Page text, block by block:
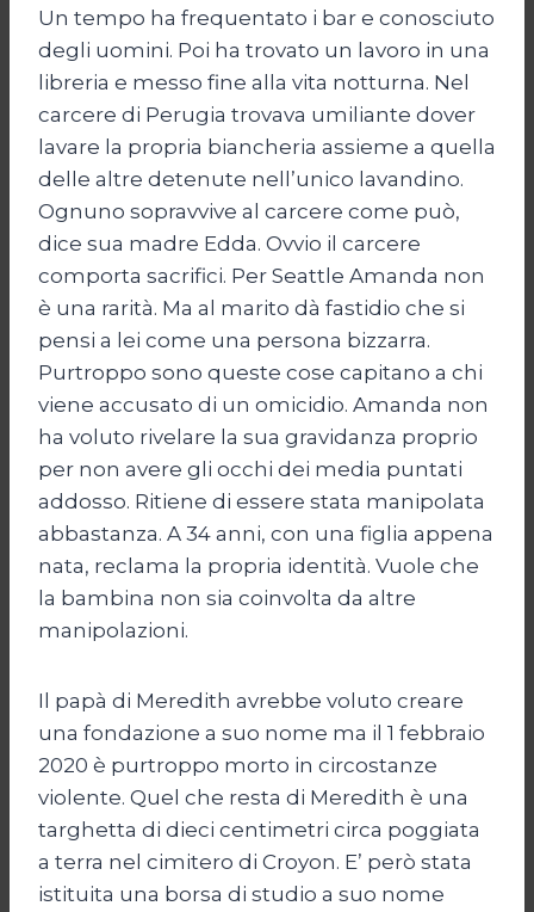
Un tempo ha frequentato i bar e conosciuto
degli uomini. Poi ha trovato un lavoro in una
libreria e messo fine alla vita notturna. Nel
carcere di Perugia trovava umiliante dover
lavare la propria biancheria assieme a quella
delle altre detenute nell’unico lavandino.
Ognuno sopravvive al carcere come può,
dice sua madre Edda. Ovvio il carcere
comporta sacrifici. Per Seattle Amanda non
è una rarità. Ma al marito dà fastidio che si
pensi a lei come una persona bizzarra.
Purtroppo sono queste cose capitano a chi
viene accusato di un omicidio. Amanda non
ha voluto rivelare la sua gravidanza proprio
per non avere gli occhi dei media puntati
addosso. Ritiene di essere stata manipolata
abbastanza. A 34 anni, con una figlia appena
nata, reclama la propria identità. Vuole che
la bambina non sia coinvolta da altre
manipolazioni.
Il papà di Meredith avrebbe voluto creare
una fondazione a suo nome ma il 1 febbraio
2020 è purtroppo morto in circostanze
violente. Quel che resta di Meredith è una
targhetta di dieci centimetri circa poggiata
a terra nel cimitero di Croyon. E’ però stata
istituita una borsa di studio a suo nome